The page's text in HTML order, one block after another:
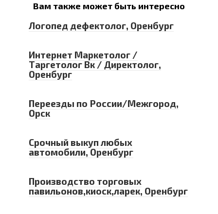
Вам также может быть интересно
Логопед дефектолог, Оренбург
Интернет Маркетолог /
Таргетолог Вк / Директолог,
Оренбург
Переезды по России/Межгород,
Орск
Срочный выкуп любых
автомобили, Оренбург
Производство торговых
павильонов,киоск,ларек, Оренбург